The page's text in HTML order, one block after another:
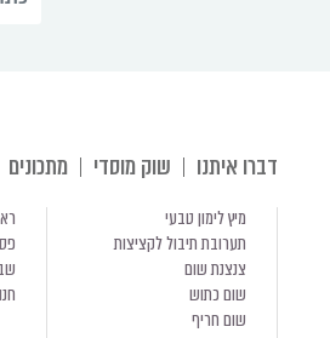
דברו איתנו שוק מוסדי מתכונים
מיץ לימון טבעי
תערובת תיבול לקציצות
צנצנת שום
שום כתוש
שום חריף